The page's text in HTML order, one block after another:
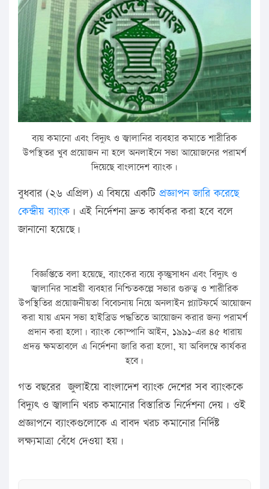
ব্যয় কমানো এবং বিদ্যুৎ ও জ্বালানির ব্যবহার কমাতে শারীরিক
উপস্থিতর খুব প্রয়োজন না হলে অনলাইনে সভা আয়োজনের পরামর্শ
দিয়েছে বাংলাদেশ ব্যাংক।
বুধবার (২৬ এপ্রিল) এ বিষয়ে একটিপ্রজ্ঞাপন জারি করেছে
কেন্দ্রীয় ব্যাংক। এই নির্দেশনা দ্রুত কার্যকর করা হবে বলে
জানানো হয়েছে।
বিজ্ঞপ্তিতে বলা হয়েছে, ব্যাংকের ব্যয়ে কৃচ্ছ্রসাধন এবং বিদ্যুৎ ও
জ্বালানির সাশ্রয়ী ব্যবহার নিশ্চিতকল্পে সভার গুরুত্ব ও শারীরিক
উপস্থিতির প্রয়োজনীয়তা বিবেচনায় নিয়ে অনলাইন প্ল্যাটফর্মে আয়োজন
করা যায় এমন সভা হাইব্রিড পদ্ধতিতে আয়োজন করার জন্য পরামর্শ
প্রদান করা হলো। ব্যাংক কোম্পানি আইন, ১৯৯১-এর ৪৫ ধারায়
প্রদত্ত ক্ষমতাবলে এ নির্দেশনা জারি করা হলো, যা অবিলম্বে কার্যকর
হবে।
গত বছরের জুলাইয়ে বাংলাদেশ ব্যাংক দেশের সব ব্যাংককে
বিদ্যুৎ ও জ্বালানি খরচ কমানোর বিস্তারিত নির্দেশনা দেয়। ওই
প্রজ্ঞাপনে ব্যাংকগুলোকে এ বাবদ খরচ কমানোর নির্দিষ্ট
লক্ষ্যমাত্রা বেঁধে দেওয়া হয়।